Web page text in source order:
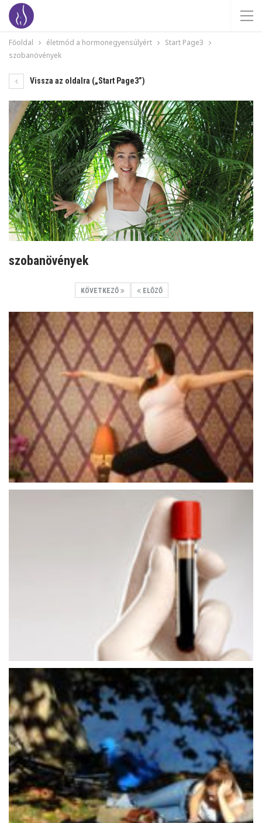
Főoldal életmód a hormonegyensúlyért
Start Page3
szobanövények
Vissza az oldalra („Start Page3”)
szobanövények
KÖVETKEZŐ ELŐZŐ